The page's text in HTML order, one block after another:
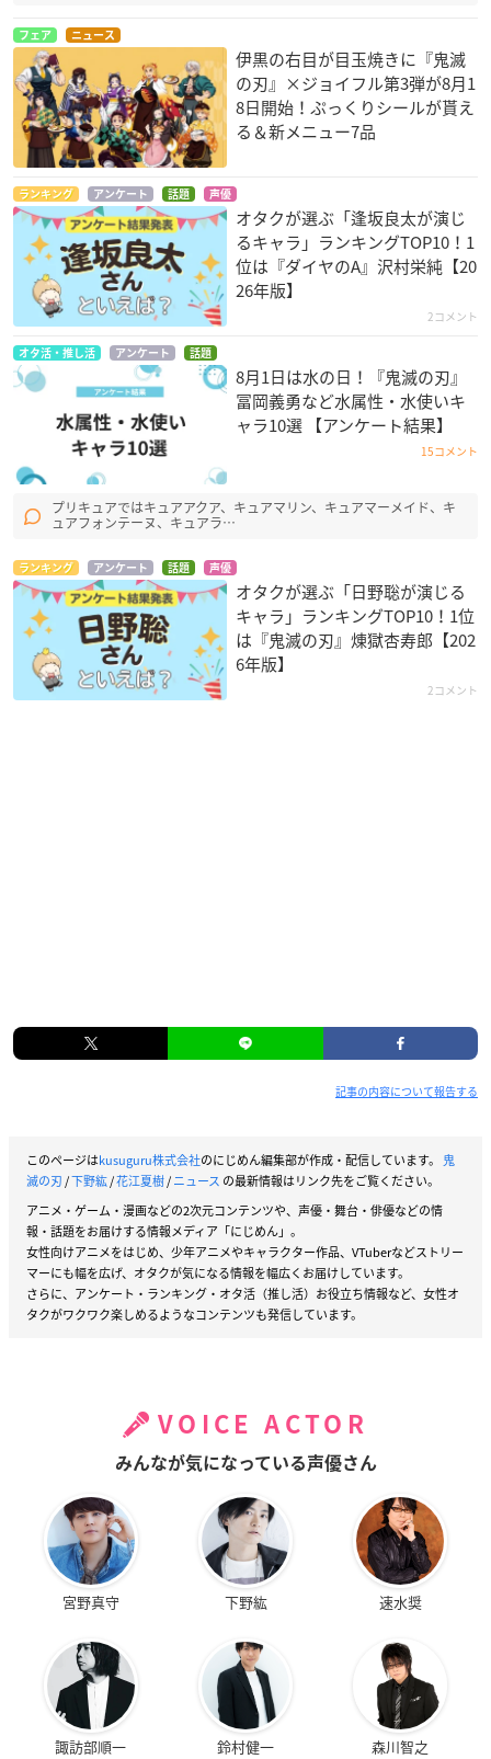
フェア ニュース
伊黒の右目が目玉焼きに『鬼滅
の刃』×ジョイフル第3弾が8月1
8日開始！ぷっくりシールが貰え
る＆新メニュー7品
ランキング アンケート 話題 声優
オタクが選ぶ「逢坂良太が演じ
るキャラ」ランキングTOP10！1
位は『ダイヤのA』沢村栄純【20
26年版】
2コメント
オタ活・推し活 アンケート 話題
8月1日は水の日！『鬼滅の刃』
冨岡義勇など水属性・水使いキ
ャラ10選 【アンケート結果】
15コメント
プリキュアではキュアアクア、キュアマリン、キュアマーメイド、キ
ュアフォンテーヌ、キュアラ…
ランキング アンケート 話題 声優
オタクが選ぶ「日野聡が演じる
キャラ」ランキングTOP10！1位
は『鬼滅の刃』煉󠄁獄杏寿郎【202
6年版】
2コメント
記事の内容について報告する
このページはkusuguru株式会社のにじめん編集部が作成・配信しています。 鬼
滅の刃/下野紘/花江夏樹/ニュース の最新情報はリンク先をご覧ください。
アニメ・ゲーム・漫画などの2次元コンテンツや、声優・舞台・俳優などの情
報・話題をお届けする情報メディア「にじめん」。
女性向けアニメをはじめ、少年アニメやキャラクター作品、VTuberなどストリー
マーにも幅を広げ、オタクが気になる情報を幅広くお届けしています。
さらに、アンケート・ランキング・オタ活（推し活）お役立ち情報など、女性オ
タクがワクワク楽しめるようなコンテンツも発信しています。
VOICE ACTOR
みんなが気になっている声優さん
宮野真守 下野紘 速水奨
諏訪部順一 鈴村健一 森川智之